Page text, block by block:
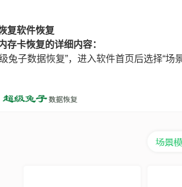
复软件恢复
存卡恢复的详细内容：
兔子数据恢复”，进入软件首页后选择“